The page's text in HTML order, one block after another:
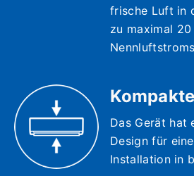
frische Luft in
zu maximal 20
Das Gerät hat
Design für
Installation in